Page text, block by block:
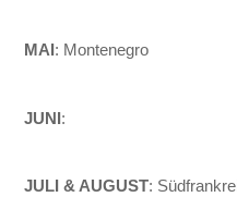
MAI: Montenegro
JUNI:
JULI & AUGUST: